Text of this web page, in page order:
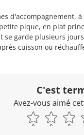
d'accompagnement,
pique, en plat
se garde plusieurs
cuisson ou
C'est
Avez-vous aimé